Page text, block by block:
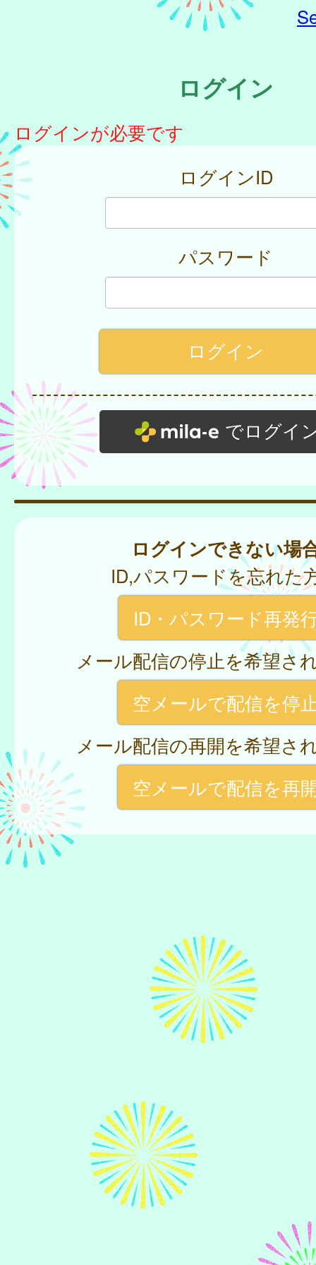
ログイン
ログインが必要です
ログインID
パスワード
でログイ
ログインできない場
ID,パスワードを忘れた
ID・パスワード再発
メール配信の停止を希望さ
空メールで配信を停
メール配信の再開を希望さ
空メールで配信を再